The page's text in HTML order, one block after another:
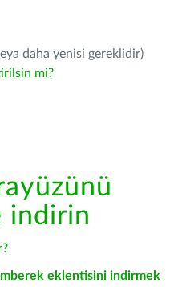
daha yenisi gereklidir)
mi?
indirin
eklentisini indirmek